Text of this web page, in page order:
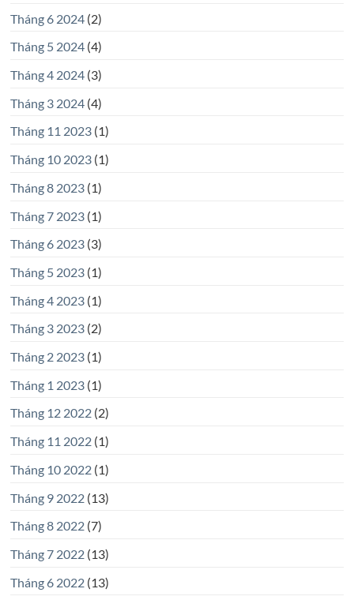
Tháng 6 2024(2)
Tháng 5 2024(4)
Tháng 4 2024(3)
Tháng 3 2024(4)
Tháng 11 2023(1)
Tháng 10 2023(1)
Tháng 8 2023(1)
Tháng 7 2023(1)
Tháng 6 2023(3)
Tháng 5 2023(1)
Tháng 4 2023(1)
Tháng 3 2023(2)
Tháng 2 2023(1)
Tháng 1 2023(1)
Tháng 12 2022(2)
Tháng 11 2022(1)
Tháng 10 2022(1)
Tháng 9 2022(13)
Tháng 8 2022(7)
Tháng 7 2022(13)
Tháng 6 2022(13)